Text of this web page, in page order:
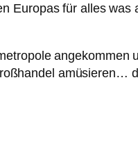
Europas für alles was
angekommen
amüsieren…